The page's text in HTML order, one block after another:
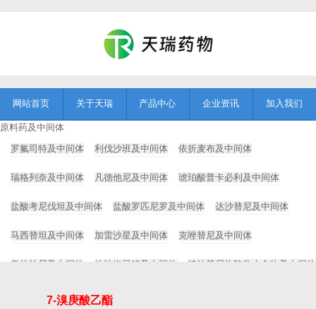
网站首页 关于天瑞 产品中心 企业资讯 加入我们
原料药及中间体
罗氟司特及中间体
利伐沙班及中间体 依折麦布及中间体
瑞格列奈及中间体 凡德他尼及中间体 琥珀酸普卡必利及中间体
盐酸考尼伐坦及中间体 盐酸罗匹尼罗及中间体 达沙替尼及中间体
马西替坦及中间体 加雷沙星及中间体 克唑替尼及中间体
奥拉帕尼及中间体 地法米司特及中间体 特泊替尼盐酸盐水合物及中间体
Tanimilast及中间体 Foscarbidopa及foslevodopa
7-溴庚酸乙酯